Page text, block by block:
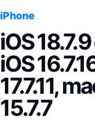
iPhone
iOS
iOS
17.7.11,
15.7.7